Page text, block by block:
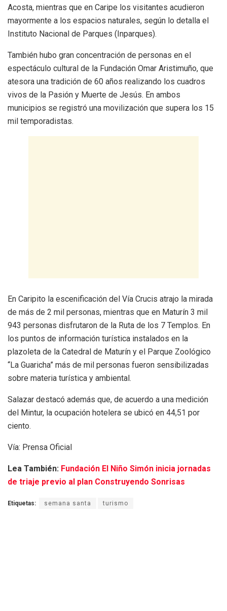
Acosta, mientras que en Caripe los visitantes acudieron
mayormente a los espacios naturales, según lo detalla el
Instituto Nacional de Parques (Inparques).
También hubo gran concentración de personas en el
espectáculo cultural de la Fundación Omar Aristimuño, que
atesora una tradición de 60 años realizando los cuadros
vivos de la Pasión y Muerte de Jesús. En ambos
municipios se registró una movilización que supera los 15
mil temporadistas.
En Caripito la escenificación del Vía Crucis atrajo la mirada
de más de 2 mil personas, mientras que en Maturín 3 mil
943 personas disfrutaron de la Ruta de los 7 Templos. En
los puntos de información turística instalados en la
plazoleta de la Catedral de Maturín y el Parque Zoológico
“La Guaricha” más de mil personas fueron sensibilizadas
sobre materia turística y ambiental.
Salazar destacó además que, de acuerdo a una medición
del Mintur, la ocupación hotelera se ubicó en 44,51 por
ciento.
Vía: Prensa Oficial
Lea También: Fundación El Niño Simón inicia jornadas
de triaje previo al plan Construyendo Sonrisas
Etiquetas: semana santa turismo